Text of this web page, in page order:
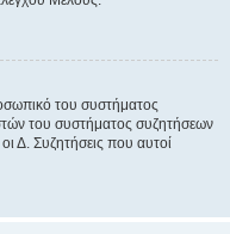
του συστήματος
του συστήματος συζητήσεων
Δ. Συζητήσεις που αυτοί